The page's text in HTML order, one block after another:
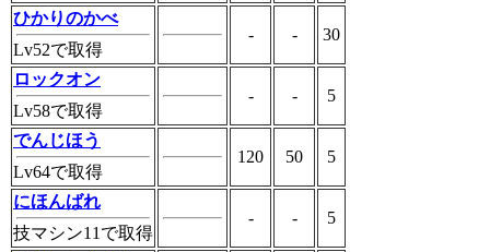
ひかりのかべ
Lv52で取得
- - 30
ロックオン
Lv58で取得
- - 5
でんじほう
Lv64で取得
120 50 5
にほんばれ
技マシン11で取得
- - 5